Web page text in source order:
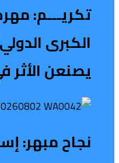
تكريـــم:
الكبرى
يصنعن
نجاح مبهر: